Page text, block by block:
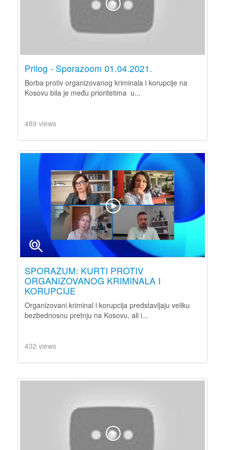
Prilog - Sporazoom 01.04.2021.
Borba protiv organizovanog kriminala i korupcije na
Kosovu bila je među prioritetima u...
489 views
SPORAZUM: KURTI PROTIV
ORGANIZOVANOG KRIMINALA I
KORUPCIJE
Organizovani kriminal i korupcija predstavljaju veliku
bezbednosnu pretnju na Kosovu, ali i...
432 views